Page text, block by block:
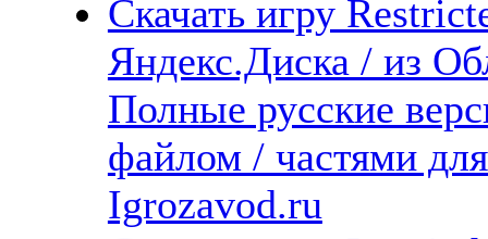
Скачать игру
Яндекс.Диска / из
Полные русские
файлом / частями
Igrozavod.ru